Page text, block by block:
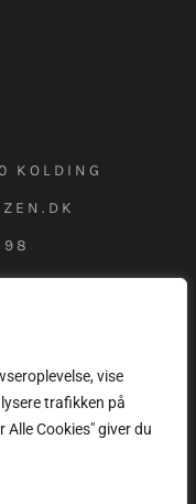
vise
trafikken på
Alle Cookies" giver du
KOLDING